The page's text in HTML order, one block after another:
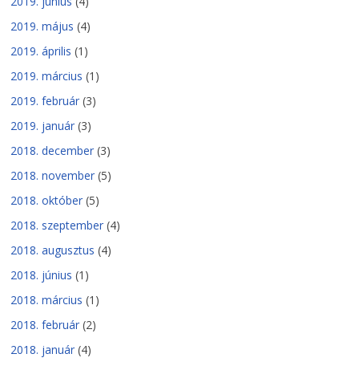
2019. május (4)
2019. április (1)
2019. március (1)
2019. február (3)
2019. január (3)
2018. december (3)
2018. november (5)
2018. október (5)
2018. szeptember (4)
2018. augusztus (4)
2018. június (1)
2018. március (1)
2018. február (2)
2018. január (4)